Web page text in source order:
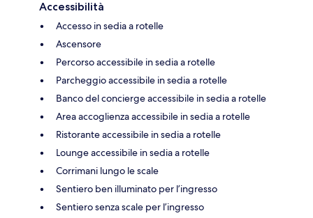
Accessibilità
Accesso in sedia a rotelle
Ascensore
Percorso accessibile in sedia a rotelle
Parcheggio accessibile in sedia a rotelle
Banco del concierge accessibile in sedia a rotelle
Area accoglienza accessibile in sedia a rotelle
Ristorante accessibile in sedia a rotelle
Lounge accessibile in sedia a rotelle
Corrimani lungo le scale
Sentiero ben illuminato per l’ingresso
Sentiero senza scale per l’ingresso